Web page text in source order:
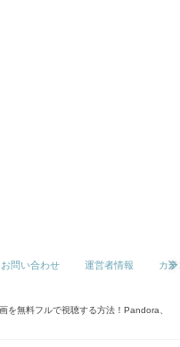
お問い合わせ 運営者情報 カ
無料フルで視聴する方法！Pandora、